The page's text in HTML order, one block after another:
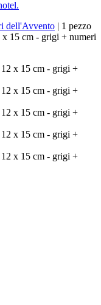
dell'Avvento | 1 pezzo
15 cm - grigi + numeri